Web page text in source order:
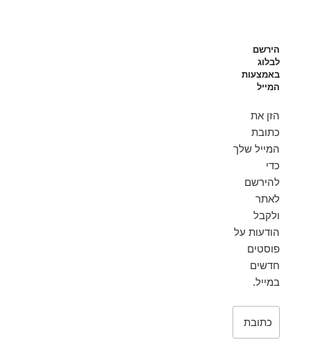
הירשם
לבלוג
באמצעות
המייל
הזן את
כתובת
המייל שלך
כדי
להירשם
לאתר
ולקבל
הודעות על
פוסטים
חדשים
במייל.
דואר